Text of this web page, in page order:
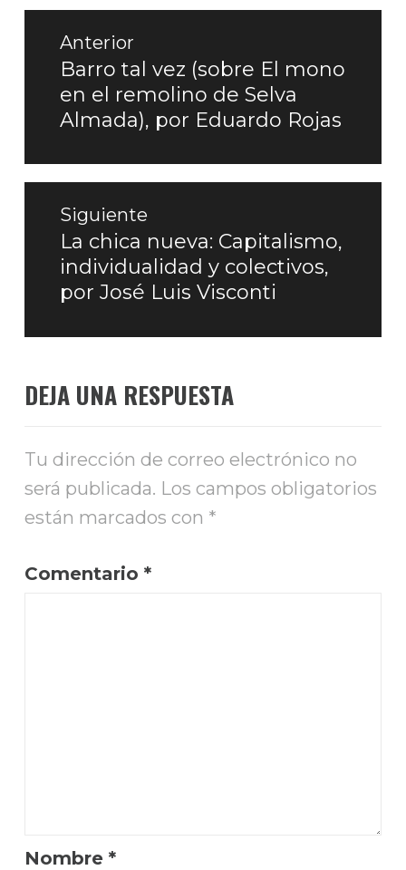
Navegación
entradas
Anterior
Entrada
anterior:
Barro tal vez (sobre El mono
en el remolino de Selva
Almada), por Eduardo Rojas
Siguiente
Entrada
siguiente:
La chica nueva: Capitalismo,
individualidad y colectivos,
por José Luis Visconti
DEJA UNA RESPUESTA
Tu dirección de correo electrónico no
será publicada. Los campos obligatorios
están marcados con *
Comentario *
Nombre *